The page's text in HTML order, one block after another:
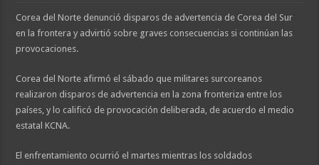
Corea del Norte denunció disparos de advertencia de Corea del Sur
en la frontera y advirtió sobre graves consecuencias si continúan las
provocaciones.
Corea del Norte afirmó el sábado que militares surcoreanos
realizaron disparos de advertencia en la zona fronteriza entre los
países, y lo calificó de provocación deliberada, de acuerdo el medio
estatal KCNA.
El enfrentamiento ocurrió el martes mientras los soldados